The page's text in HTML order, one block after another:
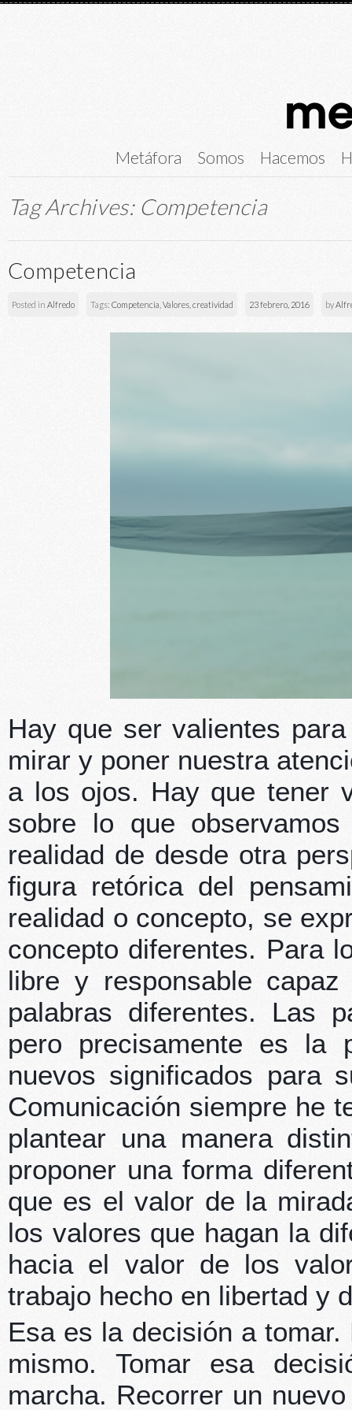
Metáfora Somos Hacemos
Tag Archives: Competencia
Competencia
Posted in Alfredo Tags: Competencia Valores creatividad 23 febrero, 2016 by
Hay que ser valientes
mirar y poner nuestra
a los ojos. Hay que tener
sobre lo que
realidad de desde otra
figura retórica del
realidad o concepto, se
concepto diferentes. Para
libre y responsable
palabras diferentes. Las
pero precisamente es la
nuevos significados para
Comunicación siempre he
plantear una manera
proponer una forma
que es el valor de la
los valores que hagan la
hacia el valor de los
trabajo hecho en libertad y
Esa es la decisión a
mismo. Tomar esa
marcha. Recorrer un